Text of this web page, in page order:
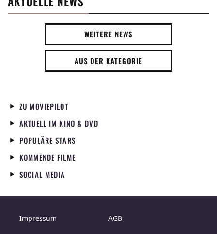
WEITERE NEWS
AUS DER KATEGORIE
ZU MOVIEPILOT
AKTUELL IM KINO & DVD
POPULÄRE STARS
KOMMENDE FILME
SOCIAL MEDIA
Impressum AGB